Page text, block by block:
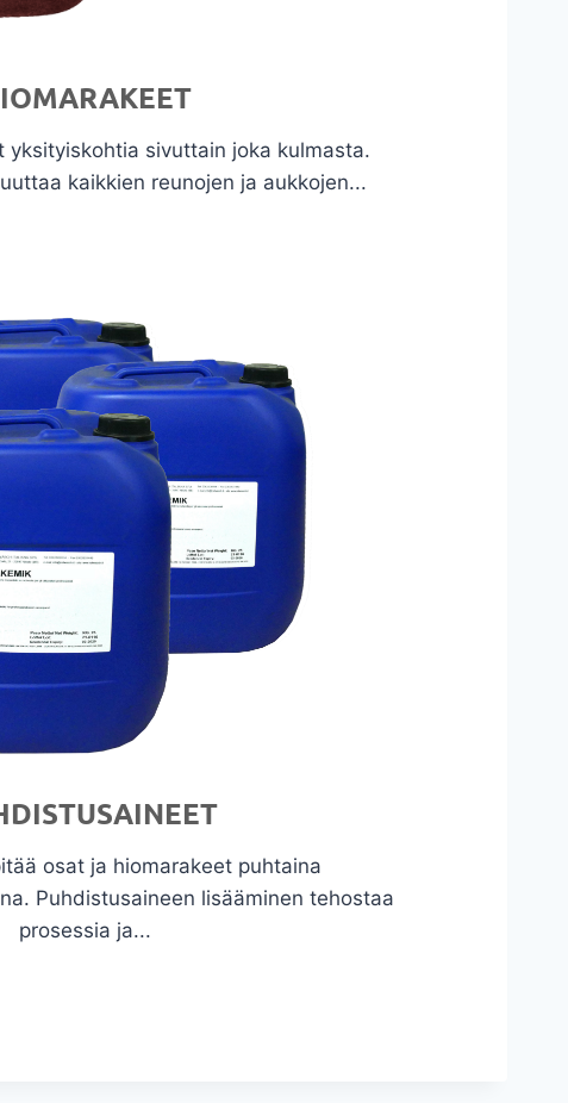
yksityiskohtia sivuttain joka kulmasta.
kaikkien reunojen ja aukkojen...
osat ja hiomarakeet puhtaina
Puhdistusaineen lisääminen tehostaa
prosessia ja...